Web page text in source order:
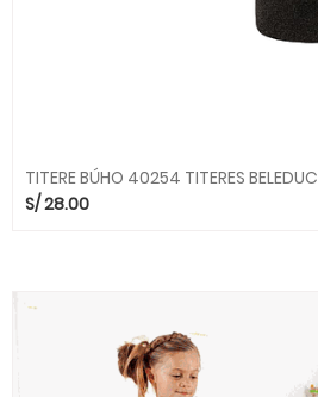
TITERE BÚHO 40254 TITERES BELEDUC
S/28.00